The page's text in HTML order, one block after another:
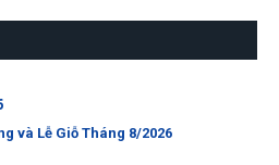
và Lễ Giỗ Tháng 8/2026